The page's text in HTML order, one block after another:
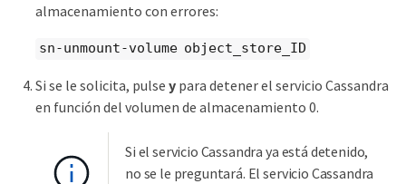
almacenamiento con errores:
sn-unmount-volume object_store_ID
Si se le solicita, pulse ypara detener el servicio Cassandra
en función del volumen de almacenamiento 0.
Si el servicio Cassandra ya está detenido,
no se le preguntará. El servicio Cassandra